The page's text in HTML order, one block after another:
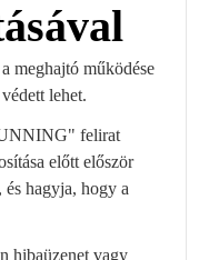
meghajtó működése
lehet.
felirat
előtt először
hagyja, hogy a
hibaüzenet vagy